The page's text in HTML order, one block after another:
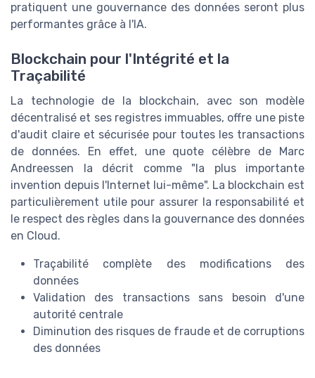
pratiquent une gouvernance des données seront plus
performantes grâce à l'IA.
Blockchain pour l'Intégrité et la
Traçabilité
La technologie de la blockchain, avec son modèle
décentralisé et ses registres immuables, offre une piste
d'audit claire et sécurisée pour toutes les transactions
de données. En effet, une quote célèbre de Marc
Andreessen la décrit comme "la plus importante
invention depuis l'Internet lui-même". La blockchain est
particulièrement utile pour assurer la responsabilité et
le respect des règles dans la gouvernance des données
en Cloud.
Traçabilité complète des modifications des
données
Validation des transactions sans besoin d'une
autorité centrale
Diminution des risques de fraude et de corruptions
des données